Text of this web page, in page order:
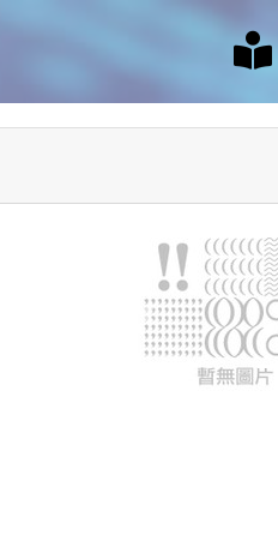
Previous